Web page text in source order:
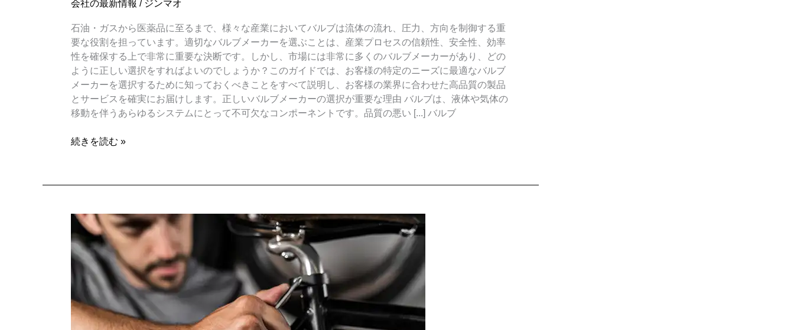
会社の最新情報 / ジンマオ
石油・ガスから医薬品に至るまで、様々な産業においてバルブは流体の流れ、圧力、方向を制御する重
要な役割を担っています。適切なバルブメーカーを選ぶことは、産業プロセスの信頼性、安全性、効率
性を確保する上で非常に重要な決断です。しかし、市場には非常に多くのバルブメーカーがあり、どの
ように正しい選択をすればよいのでしょうか？このガイドでは、お客様の特定のニーズに最適なバルブ
メーカーを選択するために知っておくべきことをすべて説明し、お客様の業界に合わせた高品質の製品
とサービスを確実にお届けします。正しいバルブメーカーの選択が重要な理由 バルブは、液体や気体の
移動を伴うあらゆるシステムにとって不可欠なコンポーネントです。品質の悪い [...] バルブ
続きを読む »
バ
ル
ブ
の
調
は
ど